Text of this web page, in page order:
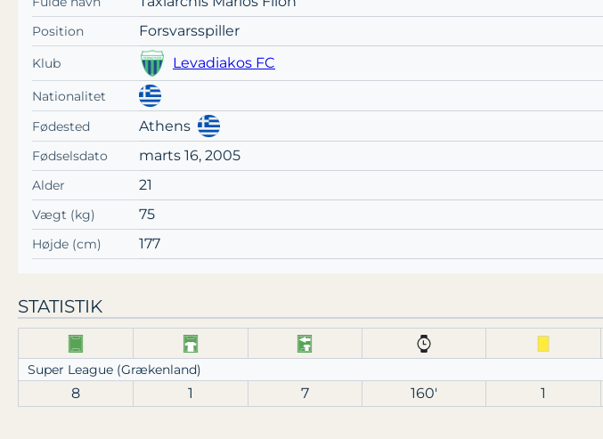
Position Forsvarsspiller
Klub Levadiakos FC
Nationalitet
Fødested
Athens
Fødselsdato marts 16, 2005
Alder 21
Vægt (kg) 75
Højde (cm) 177
STATISTIK
Super League (Grækenland)
8 1 7 160′ 1